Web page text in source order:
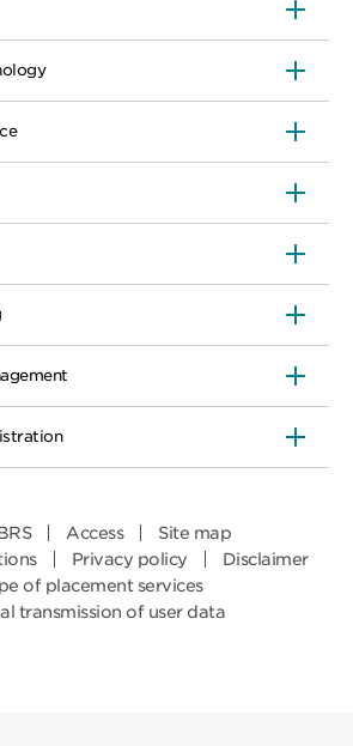
Access
Site map
Privacy policy
Disclaimer
of placement services
transmission of user data